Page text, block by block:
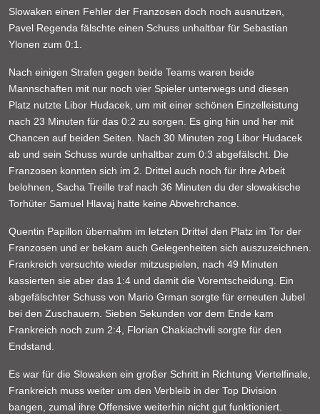
Slowaken einen Fehler der Franzosen doch noch ausnutzen,
Pavel Regenda fälschte einen Schuss unhaltbar für Sebastian
Ylonen zum 0:1.
Nach einigen Strafen gegen beide Teams waren beide
Mannschaften mit nur noch vier Spieler unterwegs und diesen
Platz nutzte Libor Hudacek, um mit einer schönen Einzelleistung
nach 23 Minuten für das 0:2 zu sorgen. Es ging hin und her mit
Chancen auf beiden Seiten. Nach 30 Minuten zog Libor Hudacek
ab und sein Schuss wurde unhaltbar zum 0:3 abgefälscht. Die
Franzosen konnten sich im 2. Drittel auch noch für ihre Arbeit
belohnen, Sacha Treille traf nach 36 Minuten du der slowakische
Torhüter Samuel Hlavaj hatte keine Abwehrchance.
Quentin Papillon übernahm im letzten Drittel den Platz im Tor der
Franzosen und er bekam auch Gelegenheiten sich auszuzeichnen.
Frankreich versuchte wieder mitzuspielen, nach 49 Minuten
kassierten sie aber das 1:4 und damit die Vorentscheidung. Ein
abgefälschter Schuss von Mario Grman sorgte für erneuten Jubel
bei den Zuschauern. Sieben Sekunden vor dem Ende kam
Frankreich noch zum 2:4, Florian Chakiachvili sorgte für den
Endstand.
Es war für die Slowaken ein großer Schritt in Richtung Viertelfinale,
Frankreich muss weiter um den Verbleib in der Top Division
bangen, zumal ihre Offensive weiterhin nicht gut funktioniert.